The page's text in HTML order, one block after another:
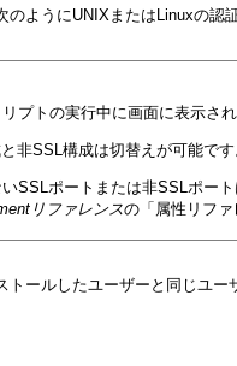
ようにUNIXまたはLinuxの認
プトの実行中に画面に表示さ
非SSL構成は切替えが可能です
SSLポートまたは非SSLポー
リファレンスの「属性リフ
トールしたユーザーと同じユ